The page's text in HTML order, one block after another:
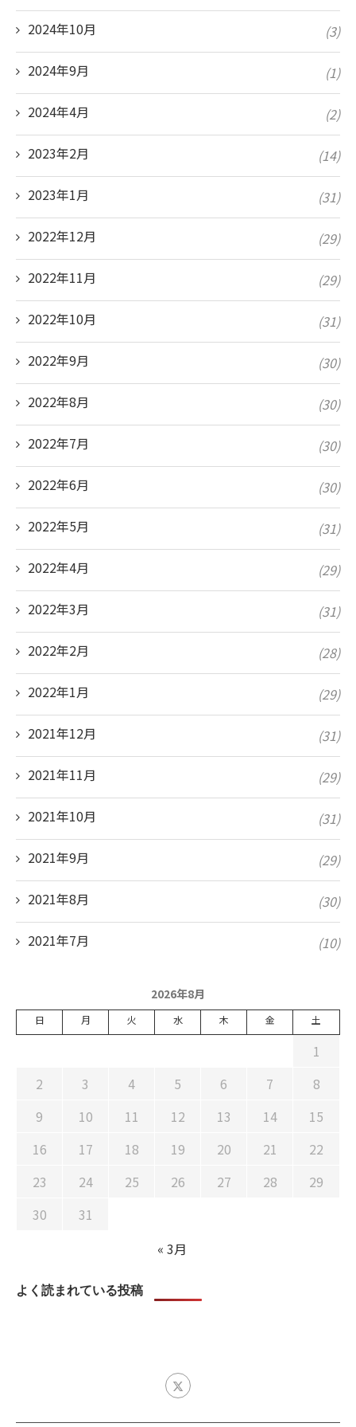
2024年10月 (3)
2024年9月 (1)
2024年4月 (2)
2023年2月 (14)
2023年1月 (31)
2022年12月 (29)
2022年11月 (29)
2022年10月 (31)
2022年9月 (30)
2022年8月 (30)
2022年7月 (30)
2022年6月 (30)
2022年5月 (31)
2022年4月 (29)
2022年3月 (31)
2022年2月 (28)
2022年1月 (29)
2021年12月 (31)
2021年11月 (29)
2021年10月 (31)
2021年9月 (29)
2021年8月 (30)
2021年7月 (10)
2026年8月
日 月 火 水 木 金 土
1
2
3 4 5 6 7
8
9
10 11 12 13 14
15
16
17 18 19 20 21
22
23
24 25 26 27 28
29
30
31
« 3月
よく読まれている投稿